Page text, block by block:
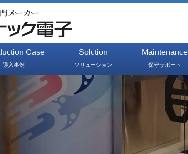
Case
導入事例
Solution
ソリューション
Maintenance
保守サポート